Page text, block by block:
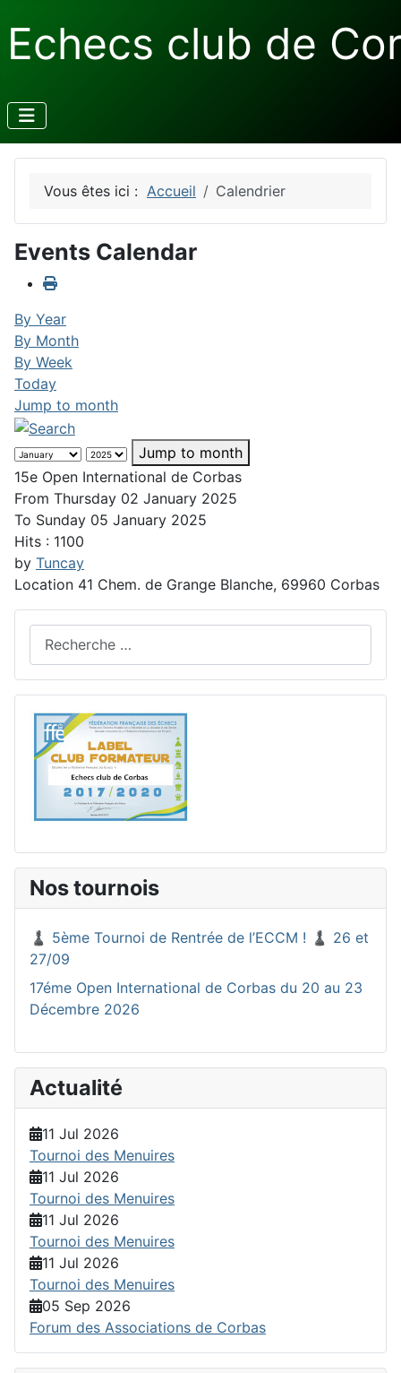
Echecs club de
Vous êtes ici : Accueil Calendrier
Events Calendar
By Year
By Month
By Week
Today
Jump to month
Jump to month
15e Open International de Corbas
From Thursday 02 January 2025
To Sunday 05 January 2025
Hits : 1100
by Tuncay
Location 41 Chem. de Grange Blanche, 69960 Corbas
Nos tournois
♟️ 5ème Tournoi de Rentrée de l’ECCM ! ♟️ 26 et
27/09
17éme Open International de Corbas du 20 au 23
Décembre 2026
Actualité
11 Jul 2026
Tournoi des Menuires
11 Jul 2026
Tournoi des Menuires
11 Jul 2026
Tournoi des Menuires
11 Jul 2026
Tournoi des Menuires
05 Sep 2026
Forum des Associations de Corbas